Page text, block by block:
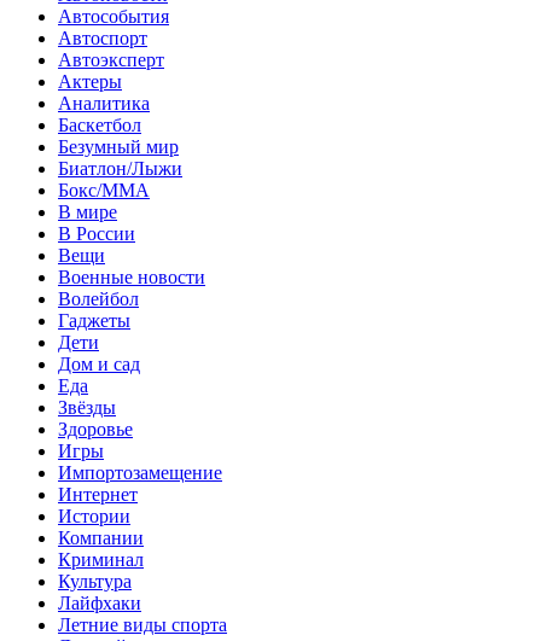
Автособытия
Автоспорт
Автоэксперт
Актеры
Аналитика
Баскетбол
Безумный мир
Биатлон/Лыжи
Бокс/MMA
В мире
В России
Вещи
Военные новости
Волейбол
Гаджеты
Дети
Дом и сад
Еда
Звёзды
Здоровье
Игры
Импортозамещение
Интернет
Истории
Компании
Криминал
Культура
Лайфхаки
Летние виды спорта